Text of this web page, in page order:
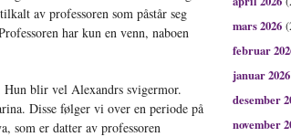
av professoren som påstår seg
har kun en venn, naboen
blir vel Alexandrs svigermor.
Disse følger vi over en periode på
som er datter av professoren
mars 2026
februar
januar 2026
desember
november